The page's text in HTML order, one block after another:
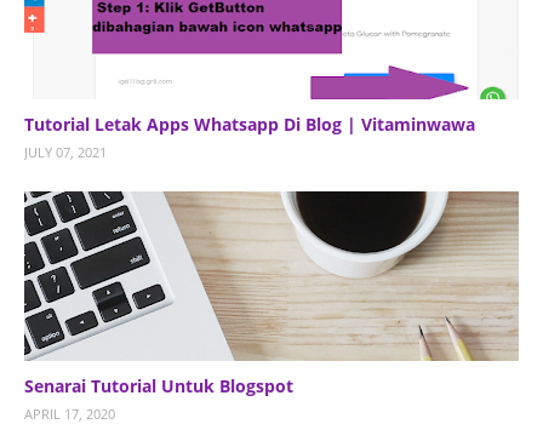
Tutorial Letak Apps Whatsapp Di Blog | Vitaminwawa
JULY 07, 2021
Senarai Tutorial Untuk Blogspot
APRIL 17, 2020